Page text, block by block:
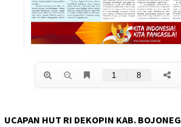
UCAPAN HUT RI DEKOPIN KAB.